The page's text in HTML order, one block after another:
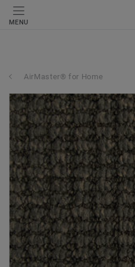
MENU
AirMaster® for Home